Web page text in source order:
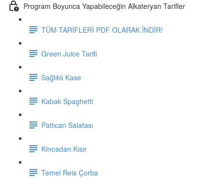
Program Boyunca Yapabileceğin Alkateryan Tarifler
TÜM TARİFLERİ PDF OLARAK İNDİR!
Green Juice Tarifi
Sağlıklı Kase
Kabak Spaghetti
Patlıcan Salatası
Kinoadan Kısır
Temel Reis Çorba